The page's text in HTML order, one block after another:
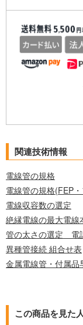
関連技術情報
電線管の規格
電線管の規格(FEP・
電線収容数の選定
絶縁電線の最大電線
管の太さの選定 電
異種管接続 組合せ表
金属電線管・付属品
この商品を見た